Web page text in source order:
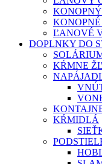
ĽANOVÉ
DOPLNKY DO
KŔMNE
KŔMIDLÁ